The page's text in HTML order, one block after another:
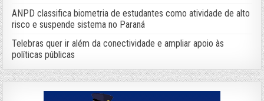
ANPD classifica biometria de estudantes como atividade de alto
risco e suspende sistema no Paraná
Telebras quer ir além da conectividade e ampliar apoio às
políticas públicas